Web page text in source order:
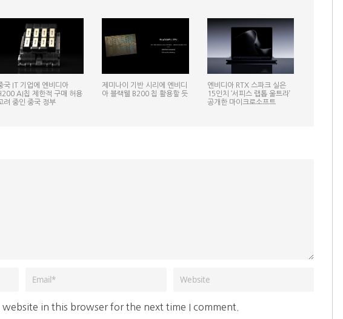
국 IT 기업에 엔비디아
AI칩 제한적 구매 허용
려 중인 중국 정부
제미나이 기반 시리에 엔비디
아 블랙웰 B200 칩 활용할 듯
엔비디아 RTX 스파크 실은
15인치 ‘서피스 랩톱 울트라’
공개한 마이크로소프트
website in this browser for the next time I comment.